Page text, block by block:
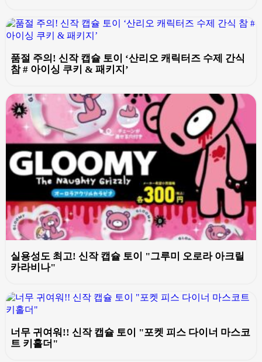
품절 주의! 신작 캡슐 토이 ‘산리오 캐릭터즈 수제 간식
참 # 아이싱 쿠키 & 패키지’
실용성도 최고! 신작 캡슐 토이 "그루미 오로라 아크릴
카라비나"
너무 귀여워!! 신작 캡슐 토이 "포켓 피스 다이너 마스코
트 키홀더"